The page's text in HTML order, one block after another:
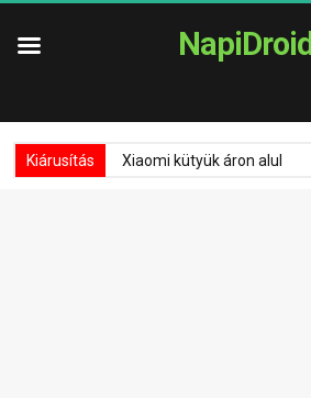
NapiDroid
Kiárusítás Xiaomi kütyük áron alul